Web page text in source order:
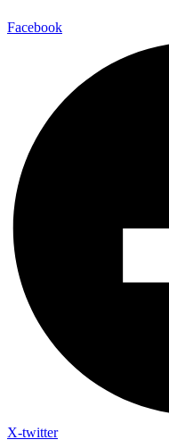
Facebook
X-twitter